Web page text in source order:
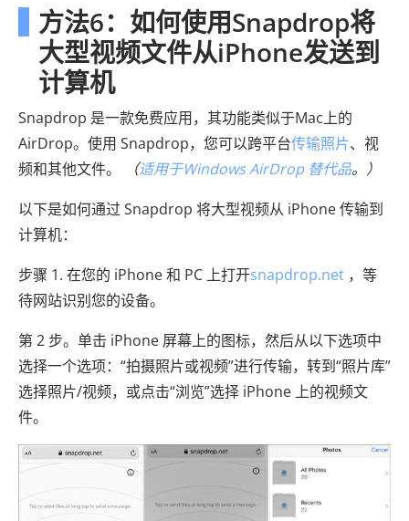
方法6：如何使用Snapdrop将
大型视频文件从iPhone发送到
计算机
Snapdrop 是一款免费应用，其功能类似于Mac上的
AirDrop。使用 Snapdrop，您可以跨平台传输照片、视
频和其他文件。
（适用于Windows AirDrop 替代品。）
以下是如何通过 Snapdrop 将大型视频从 iPhone 传输到
计算机：
步骤 1. 在您的 iPhone 和 PC 上打开snapdrop.net ，等
待网站识别您的设备。
第 2 步。单击 iPhone 屏幕上的图标，然后从以下选项中
选择一个选项：“拍摄照片或视频”进行传输，转到“照片库”
选择照片/视频，或点击“浏览”选择 iPhone 上的视频文
件。